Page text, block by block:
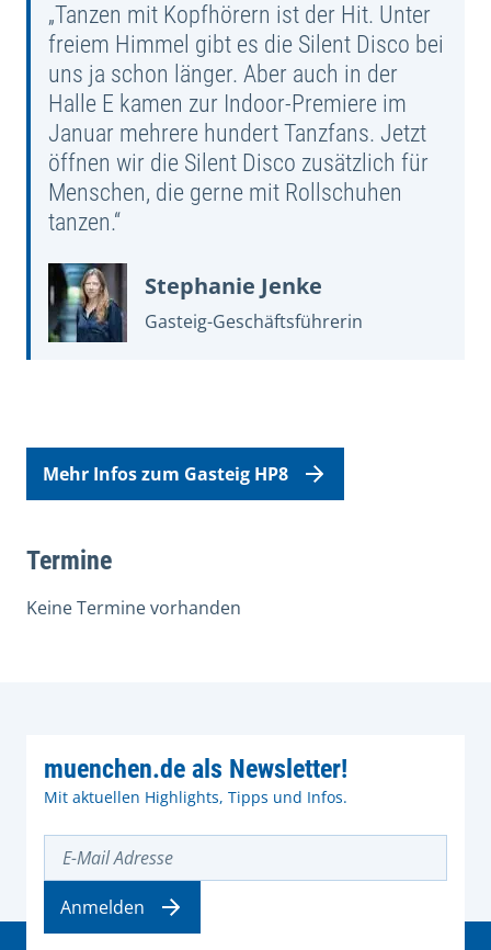
„Tanzen mit Kopfhörern ist der Hit. Unter
freiem Himmel gibt es die Silent Disco bei
uns ja schon länger. Aber auch in der
Halle E kamen zur Indoor-Premiere im
Januar mehrere hundert Tanzfans. Jetzt
öffnen wir die Silent Disco zusätzlich für
Menschen, die gerne mit Rollschuhen
tanzen.“
Stephanie Jenke
Gasteig-Geschäftsführerin
Mehr Infos zum Gasteig HP8
Termine
Keine Termine vorhanden
muenchen.de als Newsletter!
Mit aktuellen Highlights, Tipps und Infos.
Anmelden